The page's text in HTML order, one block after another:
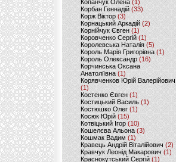
Копанчук Олена (1)
Корбан Геннадій (33)
Корж Віктор (3)
Корнацький Аркадій (2)
Корнійчук Євген (1)
Коровченко Сергій (1)
Королевська Наталія(5)
Король Марія Григорівна (1)
Король Олександр (16)
Корчинська Оксана
Анатоліївна (1)
Корявченков Юрій Валерійович
(1)
Костенко Євген (1)
Костицький Василь (1)
Костюшко Олег (1)
Косюк Юрій (15)
Котвіцький Ігор (10)
Кошелєва Альона(3)
Кошмак Вадим (1)
Кравець Андрій Віталійович (2)
Кравчук Леонід Макарович (1)
Краснокутський Сергій (1)